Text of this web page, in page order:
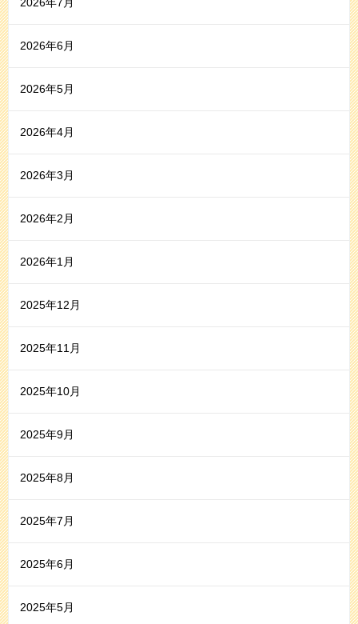
2026年6月
2026年5月
2026年4月
2026年3月
2026年2月
2026年1月
2025年12月
2025年11月
2025年10月
2025年9月
2025年8月
2025年7月
2025年6月
2025年5月